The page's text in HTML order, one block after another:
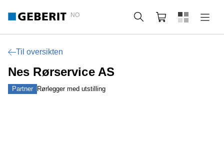
NO Søk Handlekurv
Til oversikten
Nes Rørservice AS
Partner Rørlegger med utstilling